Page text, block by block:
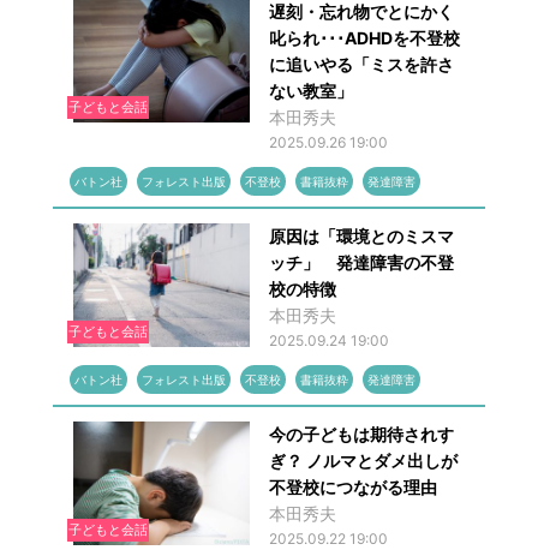
子どもと会話
遅刻・忘れ物でとにかく
叱られ･･･ADHDを不登校
に追いやる「ミスを許さ
ない教室」
本田秀夫
2025.09.26 19:00
バトン社 フォレスト出版 不登校 書籍抜粋 発達障害
子どもと会話
原因は「環境とのミスマ
ッチ」 発達障害の不登
校の特徴
本田秀夫
2025.09.24 19:00
バトン社 フォレスト出版 不登校 書籍抜粋 発達障害
子どもと会話
今の子どもは期待されす
ぎ？ ノルマとダメ出しが
不登校につながる理由
本田秀夫
2025.09.22 19:00